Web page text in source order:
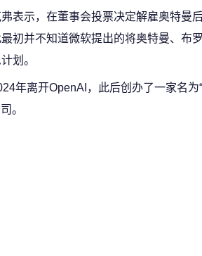
表示，在董事会投票决定解雇奥特曼
最初并不知道微软提出的将奥特曼、布
划。
年离开OpenAI，此后创办了一家名
。